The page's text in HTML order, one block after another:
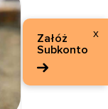
Załóż
Subkonto
x